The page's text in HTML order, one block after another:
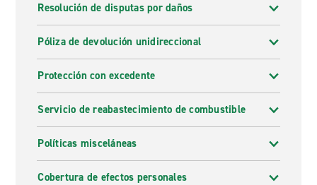
Resolución de disputas por daños
Póliza de devolución unidireccional
Protección con excedente
Servicio de reabastecimiento de combustible
Políticas misceláneas
Cobertura de efectos personales